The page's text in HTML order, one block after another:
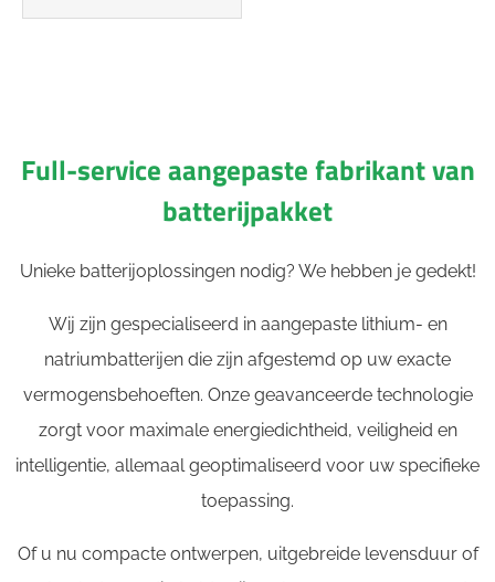
Full-service aangepaste fabrikant van
batterijpakket
Unieke batterijoplossingen nodig? We hebben je gedekt!
Wij zijn gespecialiseerd in aangepaste lithium- en
natriumbatterijen die zijn afgestemd op uw exacte
vermogensbehoeften. Onze geavanceerde technologie
zorgt voor maximale energiedichtheid, veiligheid en
intelligentie, allemaal geoptimaliseerd voor uw specifieke
toepassing.
Of u nu compacte ontwerpen, uitgebreide levensduur of